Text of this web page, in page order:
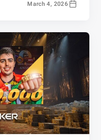
March 4, 2026